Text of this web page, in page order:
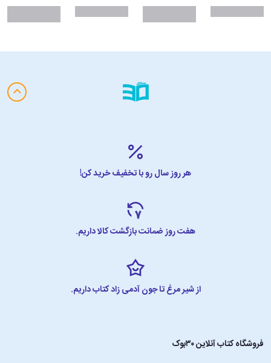
هر روز سال رو با تخفیف خرید کن!
هفت روز ضمانت بازگشت کالا داریم.
از شیر مرغ تا جون آدمی زاد کتاب داریم.
فروشگاه کتاب آنلاین ۳۰بوک